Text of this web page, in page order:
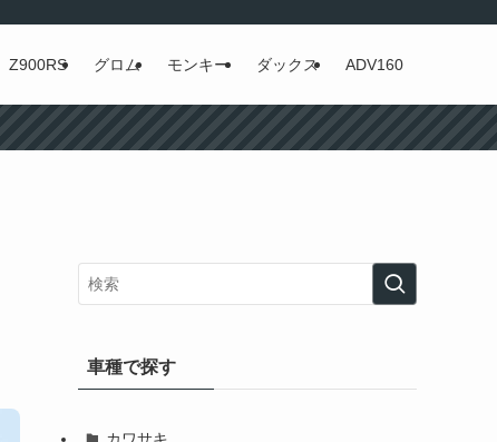
Z900RS グロム モンキー ダックス ADV160
車種で探す
カワサキ